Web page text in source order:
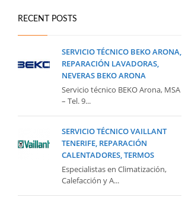
RECENT POSTS
SERVICIO TÉCNICO BEKO ARONA,
REPARACIÓN LAVADORAS,
NEVERAS BEKO ARONA
Servicio técnico BEKO Arona, MSA
– Tel. 9...
SERVICIO TÉCNICO VAILLANT
TENERIFE, REPARACIÓN
CALENTADORES, TERMOS
Especialistas en Climatización,
Calefacción y A...